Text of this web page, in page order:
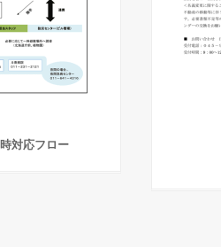
対応フロー